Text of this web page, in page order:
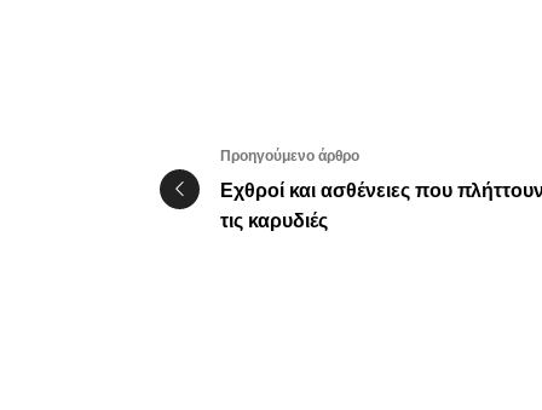
Προηγούμενο άρθρο
Εχθροί και ασθένειες που
τις καρυδιές